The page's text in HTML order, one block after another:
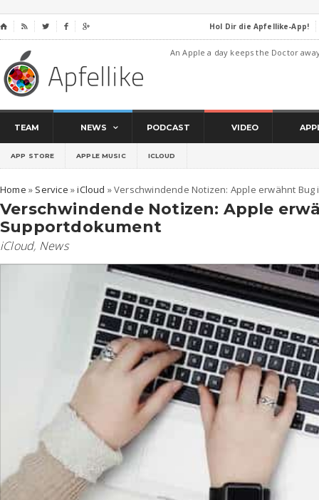
⌂     Hol Dir die Apfellike-App!
An Apple a day keeps the Doctor
TEAM NEWS PODCAST VIDEO
APP STORE APPLE MUSIC ICLOUD
Home » Service »iCloud »Verschwindende Notizen: Apple erwähnt
Verschwindende Notizen: Apple
Supportdokument
iCloud, News